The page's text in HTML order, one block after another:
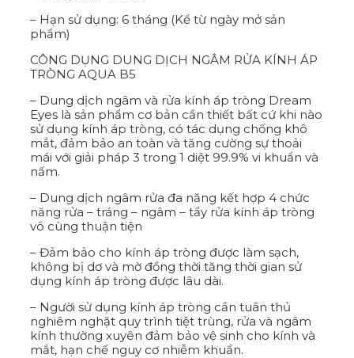
– Hạn sử dụng: 6 tháng (Kể từ ngày mở sản
phẩm)
CÔNG DỤNG DUNG DỊCH NGÂM RỬA KÍNH ÁP
TRÒNG AQUA B5
– Dung dịch ngâm và rửa kính áp tròng Dream
Eyes là sản phẩm cơ bản cần thiết bất cứ khi nào
sử dụng kính áp tròng, có tác dụng chống khô
mắt, đảm bảo an toàn và tăng cường sự thoải
mái với giải pháp 3 trong 1 diệt 99.9% vi khuẩn và
nấm.
– Dung dịch ngâm rửa đa năng kết hợp 4 chức
năng rửa – tráng – ngâm – tẩy rửa kính áp tròng
vô cùng thuận tiện
– Đảm bảo cho kính áp tròng được làm sạch,
không bị dơ và mờ đồng thời tăng thời gian sử
dụng kính áp tròng được lâu dài.
– Người sử dụng kính áp tròng cần tuân thủ
nghiêm nghặt quy trình tiệt trùng, rửa và ngâm
kính thường xuyên đảm bảo vệ sinh cho kính và
mắt, hạn chế nguy cơ nhiễm khuẩn.